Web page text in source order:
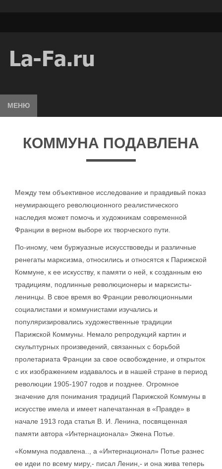
МЕНЮ
КОММУНА ПОДАВЛЕНА
Между тем объективное исследование и правдивый показ
неумирающего революционного реалистического
наследия может помочь и художникам современной
Франции в верном выборе их творческого пути.
По-иному, чем буржуазные искусствоведы и различные
ренегаты марксизма, относились и относятся к Парижской
Коммуне, к ее искусству, к памяти о ней, к созданным ею
традициям, подлинные революционеры и марксисты-
ленинцы. В свое время во Франции революционными
социалистами и коммунистами изучались и
популяризировались художественные традиции
Парижской Коммуны. Немало репродукций картин и
скульптурных произведений, связанных с борьбой
пролетариата Франции за свое освобождение, и открыток
с их изображением издавалось и в нашей стране в период
революции 1905-1907 годов и позднее. Огромное
значение для понимания традиций Парижской Коммуны в
искусстве имела и имеет напечатанная в «Правде» в
начале 1913 года статья В. И. Ленина, посвященная
памяти автора «Интернационала» Эжена Потье.
«Коммуна подавлена.., а «Интернационал» Потье разнес
ее идеи по всему миру,- писал Ленин,- и она жива теперь